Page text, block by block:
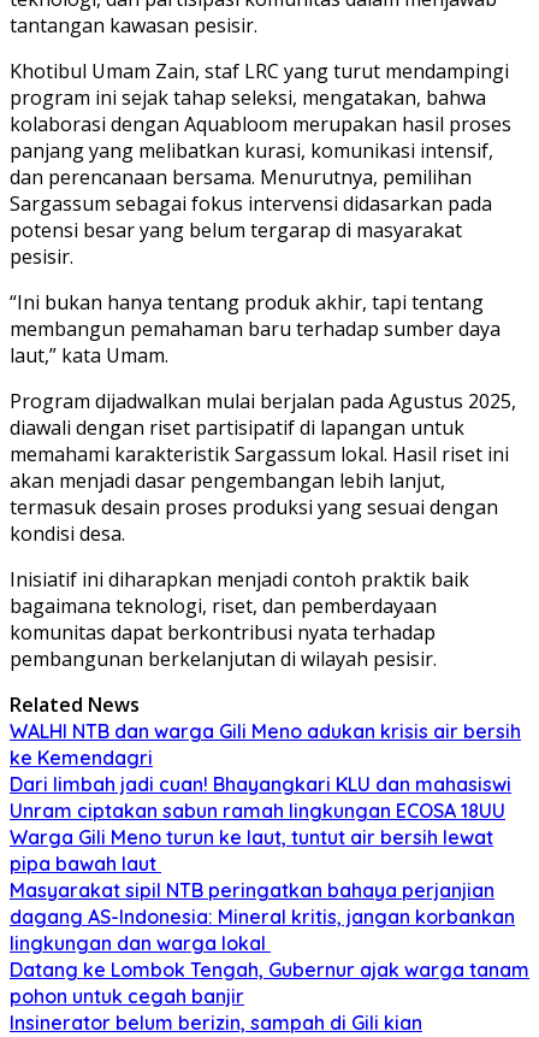
tantangan kawasan pesisir.
Khotibul Umam Zain, staf LRC yang turut mendampingi
program ini sejak tahap seleksi, mengatakan, bahwa
kolaborasi dengan Aquabloom merupakan hasil proses
panjang yang melibatkan kurasi, komunikasi intensif,
dan perencanaan bersama. Menurutnya, pemilihan
Sargassum sebagai fokus intervensi didasarkan pada
potensi besar yang belum tergarap di masyarakat
pesisir.
“Ini bukan hanya tentang produk akhir, tapi tentang
membangun pemahaman baru terhadap sumber daya
laut,” kata Umam.
Program dijadwalkan mulai berjalan pada Agustus 2025,
diawali dengan riset partisipatif di lapangan untuk
memahami karakteristik Sargassum lokal. Hasil riset ini
akan menjadi dasar pengembangan lebih lanjut,
termasuk desain proses produksi yang sesuai dengan
kondisi desa.
Inisiatif ini diharapkan menjadi contoh praktik baik
bagaimana teknologi, riset, dan pemberdayaan
komunitas dapat berkontribusi nyata terhadap
pembangunan berkelanjutan di wilayah pesisir.
Related News
WALHI NTB dan warga Gili Meno adukan krisis air bersih
ke Kemendagri
Dari limbah jadi cuan! Bhayangkari KLU dan mahasiswi
Unram ciptakan sabun ramah lingkungan ECOSA 18UU
Warga Gili Meno turun ke laut, tuntut air bersih lewat
pipa bawah laut
Masyarakat sipil NTB peringatkan bahaya perjanjian
dagang AS-Indonesia: Mineral kritis, jangan korbankan
lingkungan dan warga lokal
Datang ke Lombok Tengah, Gubernur ajak warga tanam
pohon untuk cegah banjir
Insinerator belum berizin, sampah di Gili kian